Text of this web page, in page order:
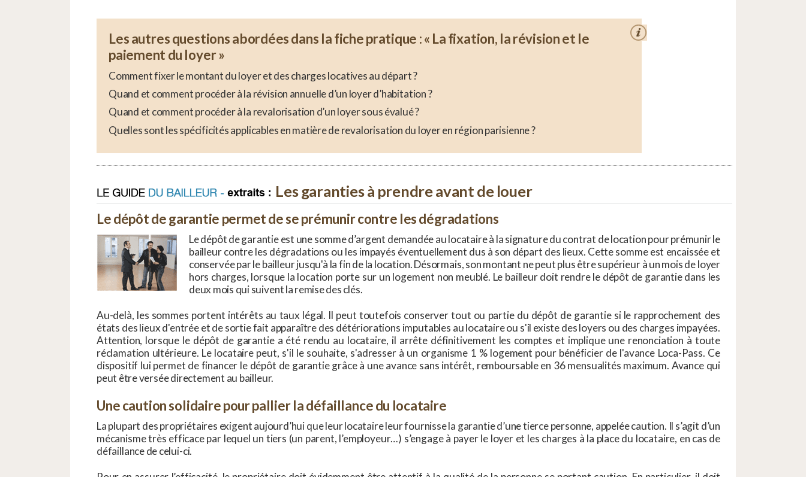
Les autres questions abordées dans la fiche pratique : « La fixation, la révision et le
paiement du loyer »
Comment fixer le montant du loyer et des charges locatives au départ ?
Quand et comment procéder à la révision annuelle d’un loyer d’habitation ?
Quand et comment procéder à la revalorisation d’un loyer sous évalué ?
Quelles sont les spécificités applicables en matière de revalorisation du loyer en région parisienne ?
Les garanties à prendre avant de louer
Le dépôt de garantie permet de se prémunir contre les dégradations
Le dépôt de garantie est une somme d’argent demandée au locataire à la signature du contrat de location pour prémunir le
bailleur contre les dégradations ou les impayés éventuellement dus à son départ des lieux. Cette somme est encaissée et
conservée par le bailleur jusqu'à la fin de la location. Désormais, son montant ne peut plus être supérieur à un mois de loyer
hors charges, lorsque la location porte sur un logement non meublé. Le bailleur doit rendre le dépôt de garantie dans les
deux mois qui suivent la remise des clés.
Au-delà, les sommes portent intérêts au taux légal. Il peut toutefois conserver tout ou partie du dépôt de garantie si le rapprochement des
états des lieux d'entrée et de sortie fait apparaître des détériorations imputables au locataire ou s'il existe des loyers ou des charges impayées.
Attention, lorsque le dépôt de garantie a été rendu au locataire, il arrête définitivement les comptes et implique une renonciation à toute
réclamation ultérieure. Le locataire peut, s'il le souhaite, s'adresser à un organisme 1 % logement pour bénéficier de l'avance Loca-Pass. Ce
dispositif lui permet de financer le dépôt de garantie grâce à une avance sans intérêt, remboursable en 36 mensualités maximum. Avance qui
peut être versée directement au bailleur.
Une caution solidaire pour pallier la défaillance du locataire
La plupart des propriétaires exigent aujourd’hui que leur locataire leur fournisse la garantie d’une tierce personne, appelée caution. Il s’agit d’un
mécanisme très efficace par lequel un tiers (un parent, l’employeur…) s’engage à payer le loyer et les charges à la place du locataire, en cas de
défaillance de celui-ci.